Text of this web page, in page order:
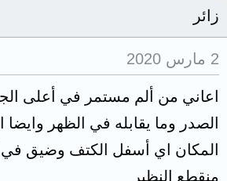
زائر
2 مارس 2020
اعاني من ألم مستمر في أعلى
الصدر وما يقابله في الظهر
المكان اي أسفل الكتف وضيق
منقطع النظير